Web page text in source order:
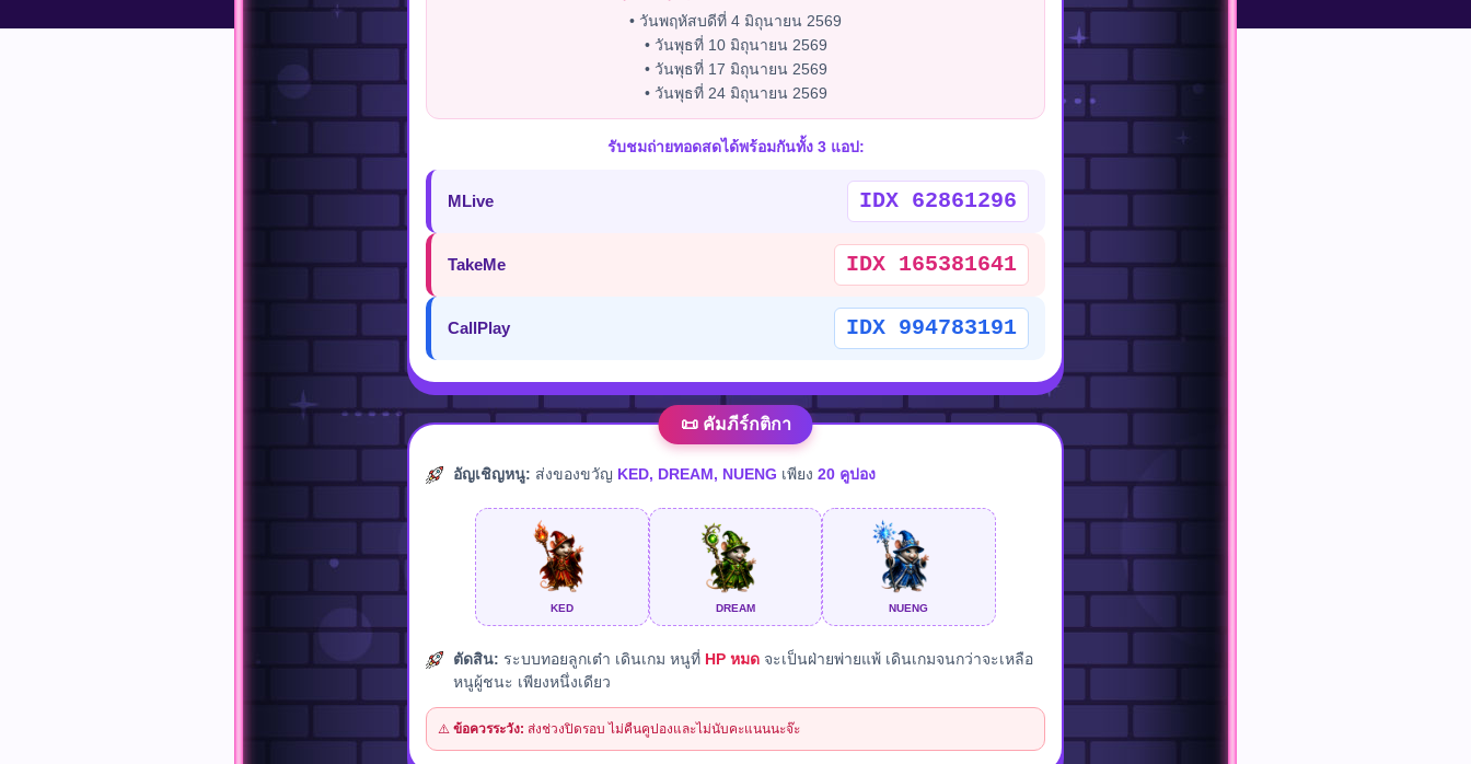
• วันพฤหัสบดีที่ 4 มิถุนายน 2569
• วันพุธที่ 10 มิถุนายน 2569
• วันพุธที่ 17 มิถุนายน 2569
• วันพุธที่ 24 มิถุนายน 2569
รับชมถ่ายทอดสดได้พร้อมกันทั้ง 3 แอป:
MLive IDX 62861296
TakeMe IDX 165381641
CallPlay IDX 994783191
📜 คัมภีร์กติกา
อัญเชิญหนู: ส่งของขวัญ KED, DREAM, NUENG เพียง 20 คูปอง
KED DREAM NUENG
ตัดสิน: ระบบทอยลูกเต๋า เดินเกม หนูที่ HP หมด จะเป็นฝ่ายพ่ายแพ้ เดินเกมจนกว่าจะเหลือ
หนูผู้ชนะ เพียงหนึ่งเดียว
⚠️ ข้อควรระวัง: ส่งช่วงปิดรอบ ไม่คืนคูปองและไม่นับคะแนนนะจ๊ะ